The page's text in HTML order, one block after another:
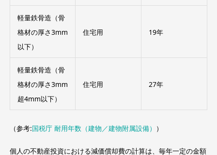
軽量鉄骨造（骨
格材の厚さ3mm
以下）
住宅用 19年
軽量鉄骨造（骨
格材の厚さ3mm
超4mm以下）
住宅用 27年
（参考:国税庁 耐用年数（建物／建物附属設備） ）
個人の不動産投資における減価償却費の計算は、毎年一定の金額